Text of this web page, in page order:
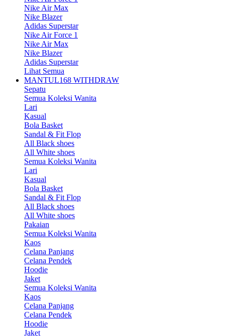
Nike Air Max
Nike Blazer
Adidas Superstar
Nike Air Force 1
Nike Air Max
Nike Blazer
Adidas Superstar
Lihat Semua
MANTUL168 WITHDRAW
Sepatu
Semua Koleksi Wanita
Lari
Kasual
Bola Basket
Sandal & Fit Flop
All Black shoes
All White shoes
Semua Koleksi Wanita
Lari
Kasual
Bola Basket
Sandal & Fit Flop
All Black shoes
All White shoes
Pakaian
Semua Koleksi Wanita
Kaos
Celana Panjang
Celana Pendek
Hoodie
Jaket
Semua Koleksi Wanita
Kaos
Celana Panjang
Celana Pendek
Hoodie
Jaket